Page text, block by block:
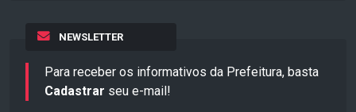
NEWSLETTER
Para receber os informativos da Prefeitura, basta
Cadastrar seu e-mail!